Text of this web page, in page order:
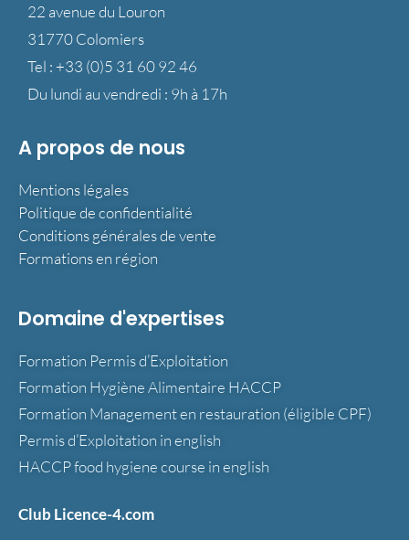
22 avenue du Louron
31770 Colomiers
Tel : +33 (0)5 31 60 92 46
Du lundi au vendredi : 9h à 17h
A propos de nous
Mentions légales
Politique de confidentialité
Conditions générales de vente
Formations en région
Domaine d'expertises
Formation Permis d’Exploitation
Formation Hygiène Alimentaire HACCP
Formation Management en restauration (éligible CPF)
Permis d’Exploitation in english
HACCP food hygiene course in english
Club Licence-4.com